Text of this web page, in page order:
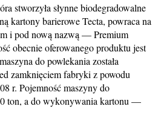
stworzyła słynne biodegradowalne
kartony barierowe Tecta, powraca na
i pod nową nazwą — Premium
obecnie oferowanego produktu jest
do powlekania została
zamknięciem fabryki z powodu
r. Pojemność maszyny do
ton, a do wykonywania kartonu —